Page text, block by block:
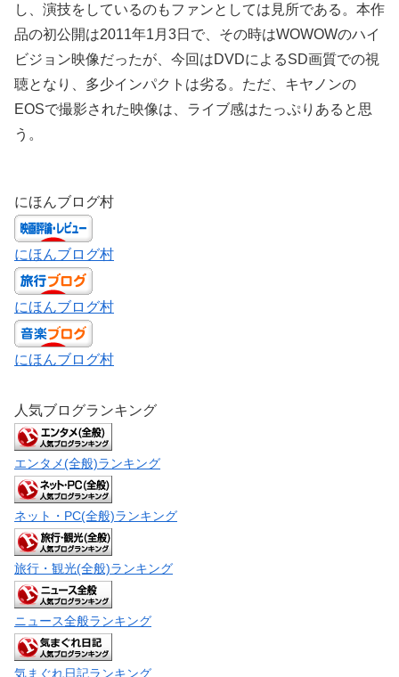
し、演技をしているのもファンとしては見所である。本作
品の初公開は2011年1月3日で、その時はWOWOWのハイ
ビジョン映像だったが、今回はDVDによるSD画質での視
聴となり、多少インパクトは劣る。ただ、キヤノンの
EOSで撮影された映像は、ライブ感はたっぷりあると思
う。
にほんブログ村
にほんブログ村
にほんブログ村
にほんブログ村
人気ブログランキング
エンタメ(全般)ランキング
ネット・PC(全般)ランキング
旅行・観光(全般)ランキング
ニュース全般ランキング
気まぐれ日記ランキング